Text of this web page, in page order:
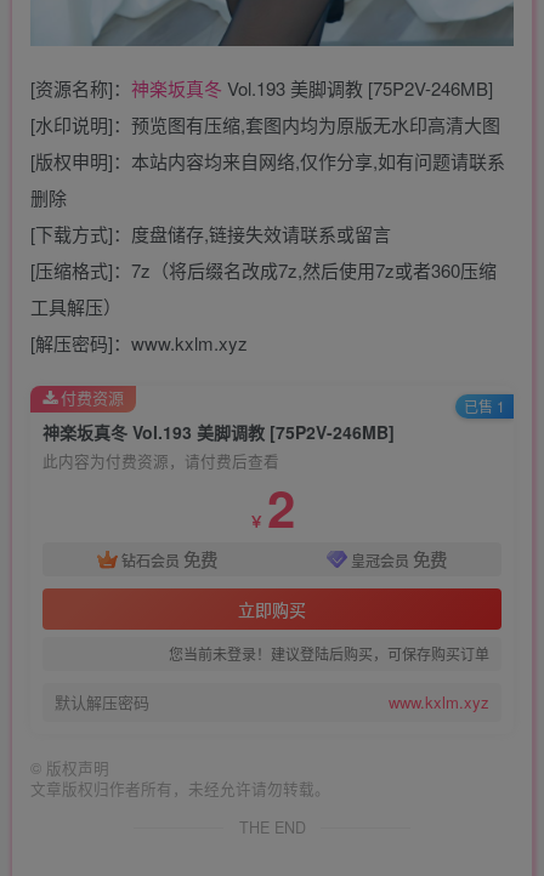
[资源名称]： 神楽坂真冬 Vol.193 美脚调教 [75P2V-246MB]
[水印说明]：预览图有压缩,套图内均为原版无水印高清大图
[版权申明]：本站内容均来自网络,仅作分享,如有问题请联系
删除
[下载方式]：度盘储存,链接失效请联系或留言
[压缩格式]：7z（将后缀名改成7z,然后使用7z或者360压缩
工具解压）
[解压密码]：www.kxlm.xyz
神楽坂真冬 Vol.193 美脚调教 [75P2V-246MB]
此内容为付费资源，请付费后查看
￥ 2
钻石会员 免费 皇冠会员 免费
立即购买
您当前未登录！建议登陆后购买，可保存购买订单
默认解压密码 www.kxlm.xyz
付费资源 已售 1
© 版权声明
文章版权归作者所有，未经允许请勿转载。
THE END